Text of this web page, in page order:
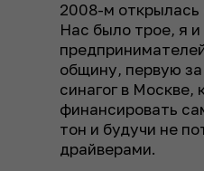
2008-м открылась
Нас было трое, я и
общину, первую
синагог в Москве,
финансировать
тон и будучи не
драйверами.